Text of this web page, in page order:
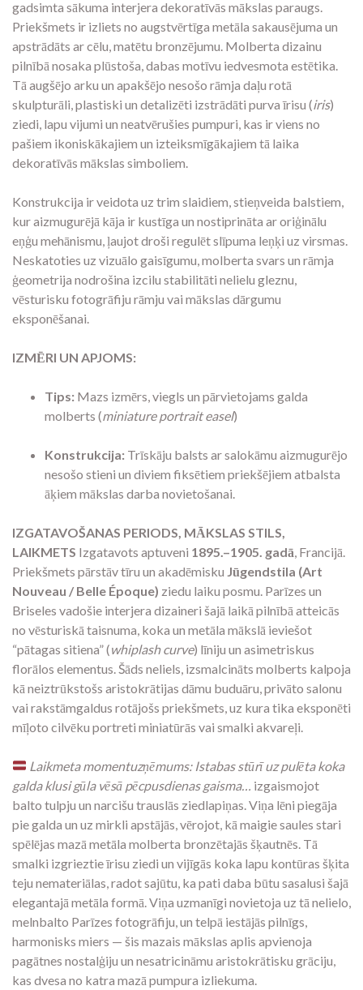
gadsimta sākuma interjera dekoratīvās mākslas paraugs.
Priekšmets ir izliets no augstvērtīga metāla sakausējuma un
apstrādāts ar cēlu, matētu bronzējumu. Molberta dizainu
pilnībā nosaka plūstoša, dabas motīvu iedvesmota estētika.
Tā augšējo arku un apakšējo nesošo rāmja daļu rotā
skulpturāli, plastiski un detalizēti izstrādāti purva īrisu (iris)
ziedi, lapu vijumi un neatvērušies pumpuri, kas ir viens no
pašiem ikoniskākajiem un izteiksmīgākajiem tā laika
dekoratīvās mākslas simboliem.
Konstrukcija ir veidota uz trim slaidiem, stieņveida balstiem,
kur aizmugurējā kāja ir kustīga un nostiprināta ar oriģinālu
eņģu mehānismu, ļaujot droši regulēt slīpuma leņķi uz virsmas.
Neskatoties uz vizuālo gaisīgumu, molberta svars un rāmja
ģeometrija nodrošina izcilu stabilitāti nelielu gleznu,
vēsturisku fotogrāfiju rāmju vai mākslas dārgumu
eksponēšanai.
IZMĒRI UN APJOMS:
Tips: Mazs izmērs, viegls un pārvietojams galda
molberts (miniature portrait easel)
Konstrukcija: Trīskāju balsts ar salokāmu aizmugurējo
nesošo stieni un diviem fiksētiem priekšējiem atbalsta
āķiem mākslas darba novietošanai.
IZGATAVOŠANAS PERIODS, MĀKSLAS STILS,
LAIKMETS Izgatavots aptuveni 1895.–1905. gadā , Francijā.
Priekšmets pārstāv tīru un akadēmisku Jūgendstila (Art
Nouveau / Belle Époque) ziedu laiku posmu. Parīzes un
Briseles vadošie interjera dizaineri šajā laikā pilnībā atteicās
no vēsturiskā taisnuma, koka un metāla mākslā ieviešot
“pātagas sitiena” (whiplash curve) līniju un asimetriskus
florālos elementus. Šāds neliels, izsmalcināts molberts kalpoja
kā neiztrūkstošs aristokrātijas dāmu buduāru, privāto salonu
vai rakstāmgaldus rotājošs priekšmets, uz kura tika eksponēti
mīļoto cilvēku portreti miniatūrās vai smalki akvareļi.
Laikmeta momentuzņēmums: Istabas stūrī uz pulēta koka
galda klusi gūla vēsā pēcpusdienas gaisma…
izgaismojot
balto tulpju un narcišu trauslās ziedlapiņas. Viņa lēni piegāja
pie galda un uz mirkli apstājās, vērojot, kā maigie saules stari
spēlējas mazā metāla molberta bronzētajās šķautnēs. Tā
smalki izgrieztie īrisu ziedi un vijīgās koka lapu kontūras šķita
teju nemateriālas, radot sajūtu, ka pati daba būtu sasalusi šajā
elegantajā metāla formā. Viņa uzmanīgi novietoja uz tā nelielo,
melnbalto Parīzes fotogrāfiju, un telpā iestājās pilnīgs,
harmonisks miers — šis mazais mākslas aplis apvienoja
pagātnes nostalģiju un nesatricināmu aristokrātisku grāciju,
kas dvesa no katra mazā pumpura izliekuma.